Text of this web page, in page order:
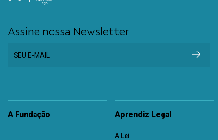
Assine nossa Newsletter
SEU E-MAIL
A Fundação Aprendiz Legal
A Lei